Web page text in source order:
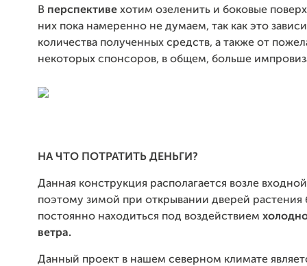
В перспективе хотим озеленить и боковые
них пока намеренно не думаем, так как это
количества полученных средств, а также от
некоторых спонсоров, в общем, больше
НА ЧТО ПОТРАТИТЬ ДЕНЬГИ?
Данная конструкция располагается возле
поэтому зимой при открывании дверей растения
постоянно находиться под воздействием
ветра.
Данный проект в нашем северном климате